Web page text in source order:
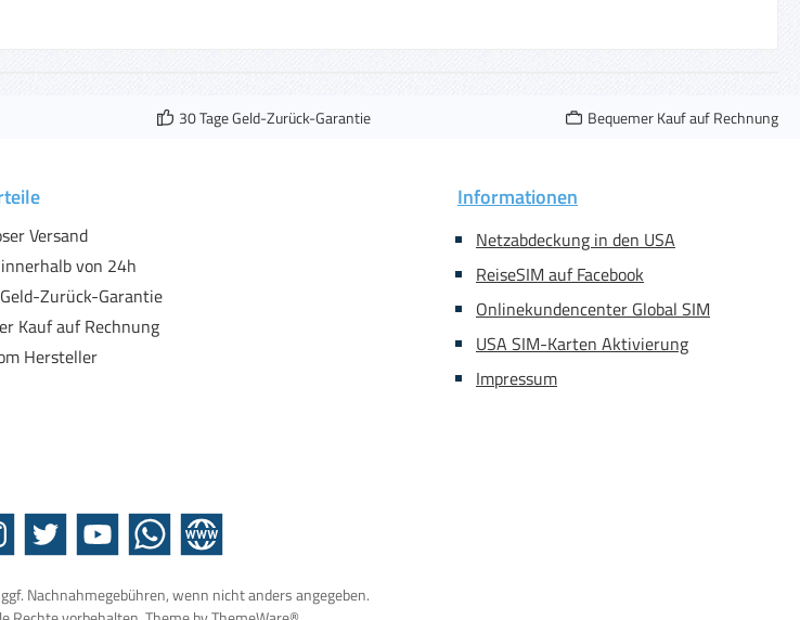
30 Tage Geld-Zurück-Garantie Bequemer Kauf auf Rechnung
Versand
von 24h
Zurück-Garantie
Kauf auf Rechnung
Hersteller
Informationen
Netzabdeckung in den USA
ReiseSIM auf Facebook
Onlinekundencenter Global SIM
USA SIM-Karten Aktivierung
Impressum
Twitter YouTube WhatsAppWebsite
Nachnahmegebühren, wenn nicht anders angegeben.